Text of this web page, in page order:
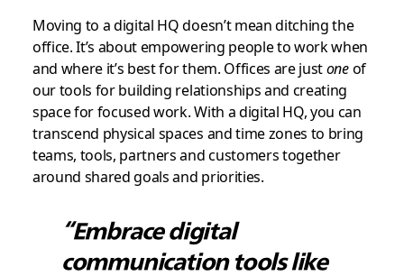
Moving to a digital HQ doesn’t mean ditching the
office.It’s about empowering people to work when
and where it’s best for them. Offices are justoneof
our tools for building relationships and creating
space for focused work.With a digital HQ, you can
transcend physical spaces and time zones to bring
teams, tools, partners and customers together
around shared goals and priorities.
“Embrace digital
communication tools like